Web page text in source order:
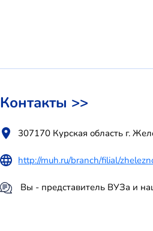
Контакты >>
307170 Курская область г.
http://muh.ru/branch/filial/
Вы - представитель ВУЗа и